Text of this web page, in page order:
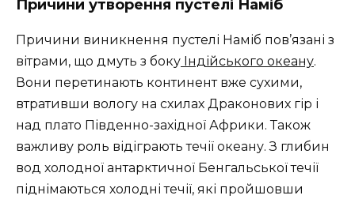
Причини утворення пустелі Наміб
Причини виникнення пустелі Наміб пов’язані з
вітрами, що дмуть з боку Індійського океану.
Вони перетинають континент вже сухими,
втративши вологу на схилах Драконових гір і
над плато Південно-західної Африки. Також
важливу роль відіграють течії океану. З глибин
вод холодної антарктичної Бенгальської течії
піднімаються холодні течії, які пройшовши